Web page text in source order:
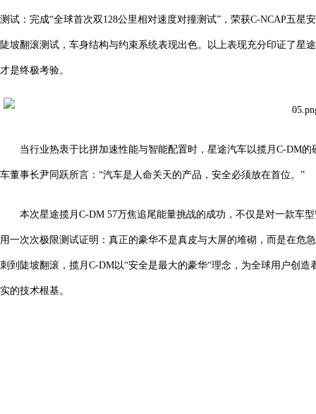
测试：完成“全球首次双128公里相对速度对撞测试”，荣获C-NCAP五星
陡坡翻滚测试，车身结构与约束系统表现出色。以上表现充分印证了
才是终极考验。
当行业热衷于比拼加速性能与智能配置时，星途汽车以揽月C-DM
车董事长尹同跃所言：“汽车是人命关天的产品，安全必须放在首位。”
本次星途揽月C-DM 57万焦追尾能量挑战的成功，不仅是对一款车
用一次次极限测试证明：真正的豪华不是真皮与大屏的堆砌，而是在危
刺到陡坡翻滚，揽月C-DM以“安全是最大的豪华“理念，为全球用户创
实的技术根基。